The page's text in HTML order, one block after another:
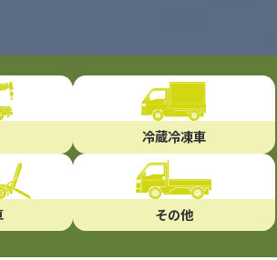
冷蔵冷凍車
その他